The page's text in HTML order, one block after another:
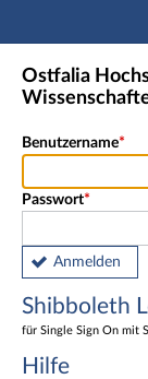
Ostfalia
Benutzername
Passwort
Anmelden
Shibboleth
für Single Sign On mit
Hilfe